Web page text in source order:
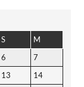
S M
6
7
13
14